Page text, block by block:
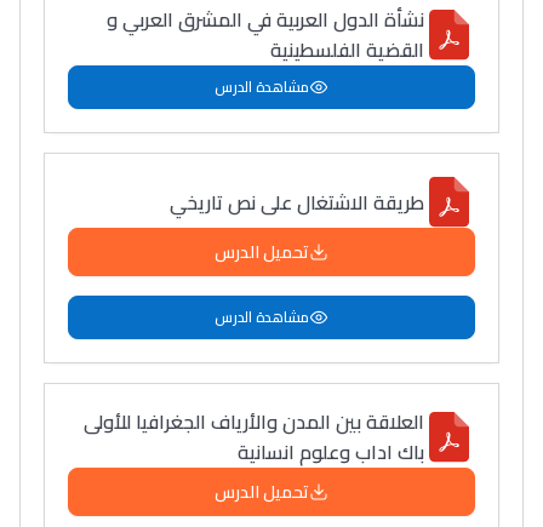
نشأة الدول العربية في المشرق العربي و
القضية الفلسطينية
مشاهدة الدرس
طريقة الاشتغال على نص تاريخي
تحميل الدرس
مشاهدة الدرس
العلاقة بين المدن والأرياف الجغرافيا للأولى
باك اداب وعلوم انسانية
تحميل الدرس